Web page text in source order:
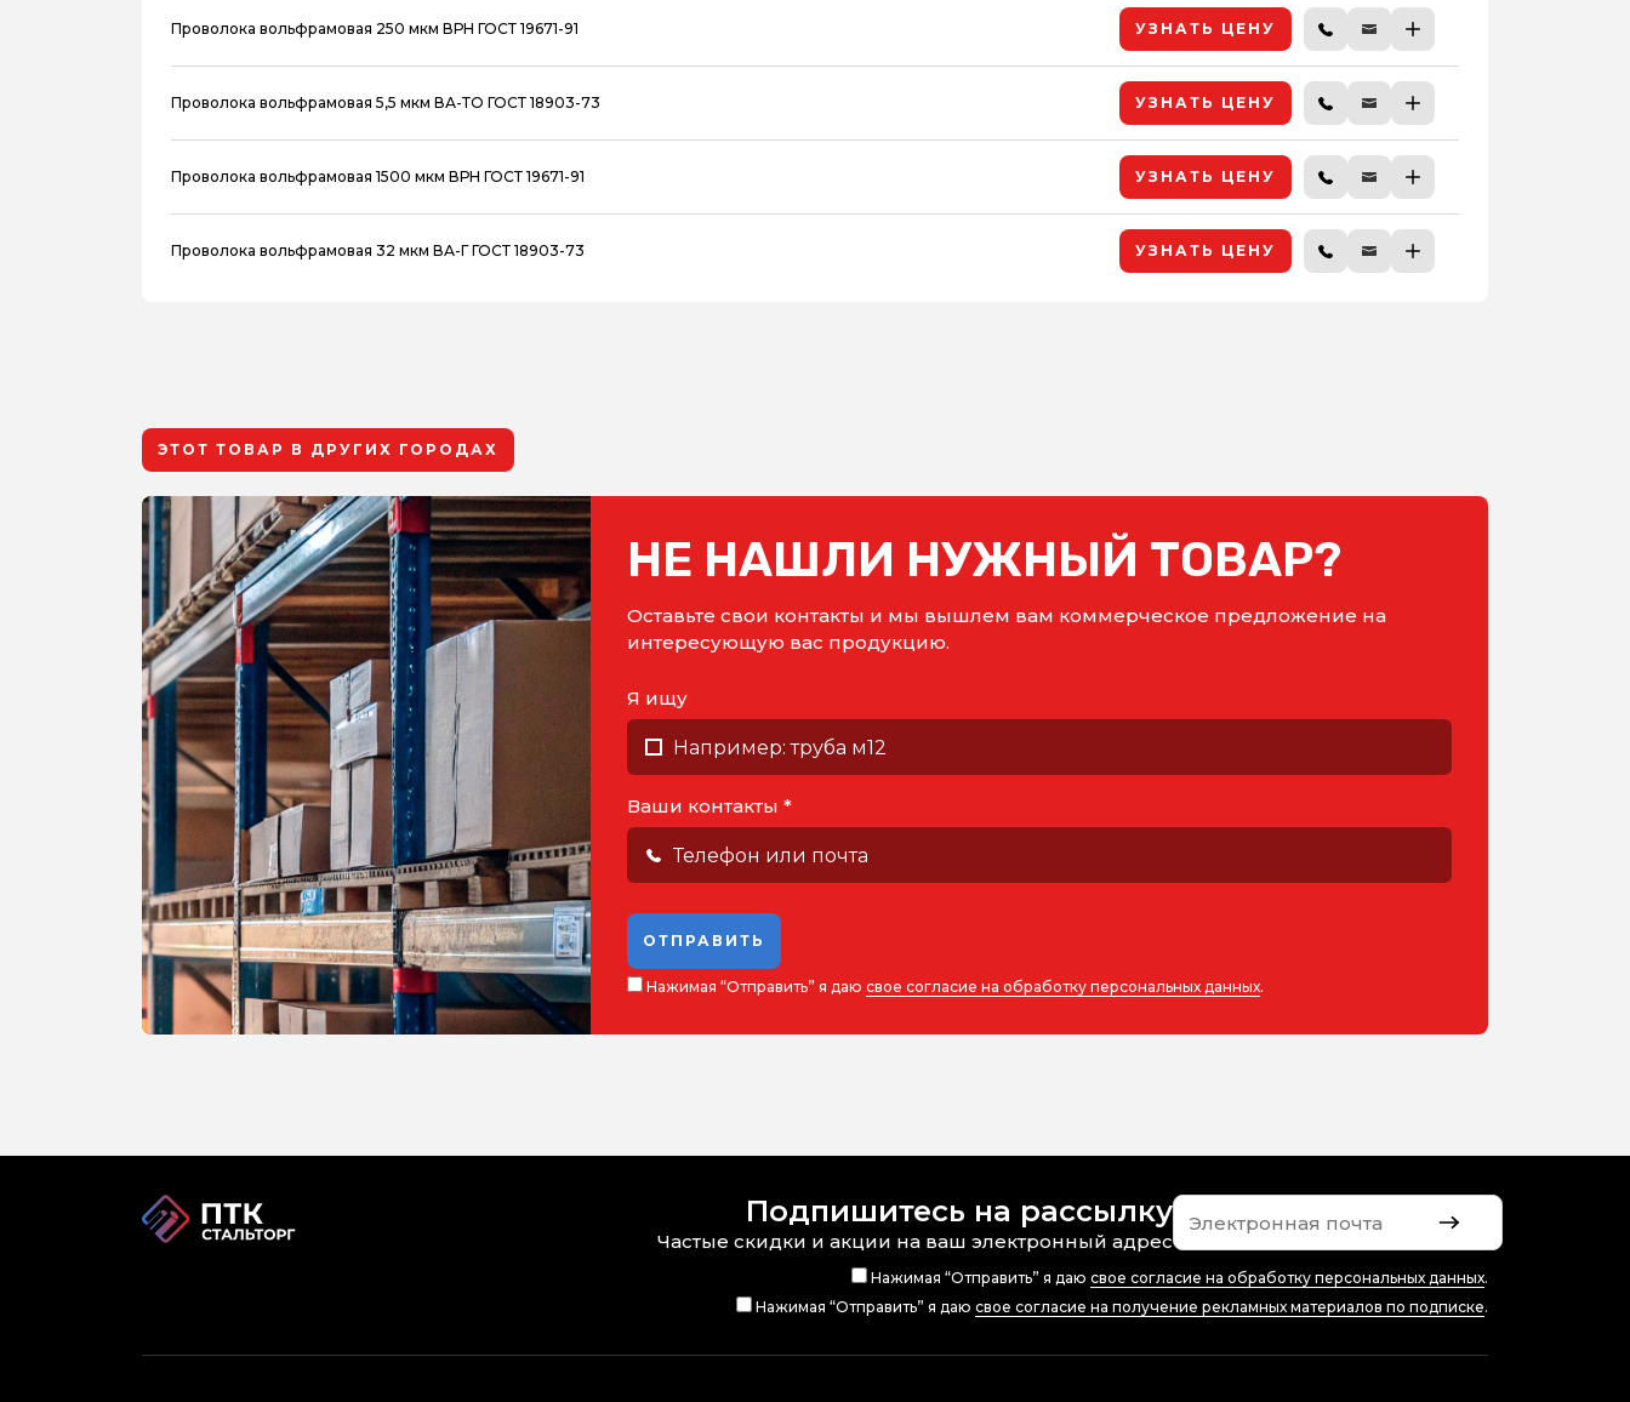
Проволока вольфрамовая 250 мкм ВРН ГОСТ 19671-91 УЗНАТЬ ЦЕНУ
Проволока вольфрамовая 5,5 мкм ВА-ТО ГОСТ 18903-73 УЗНАТЬ ЦЕНУ
Проволока вольфрамовая 1500 мкм ВРН ГОСТ 19671-91 УЗНАТЬ ЦЕНУ
Проволока вольфрамовая 32 мкм ВА-Г ГОСТ 18903-73 УЗНАТЬ ЦЕНУ
ЭТОТ ТОВАР В ДРУГИХ ГОРОДАХ
НЕ НАШЛИ НУЖНЫЙ ТОВАР?
Оставьте свои контакты и мы вышлем вам коммерческое предложение на
интересующую вас продукцию.
Я ищу
Ваши контакты *
ОТПРАВИТЬ
Нажимая “Отправить” я даю свое согласие на обработку персональных данных.
Подпишитесь на рассылку
Частые скидки и акции на ваш электронный адрес
Нажимая “Отправить” я даю свое согласие на обработку персональных данных.
Нажимая “Отправить” я даю свое согласие на получение рекламных материалов по подписке.